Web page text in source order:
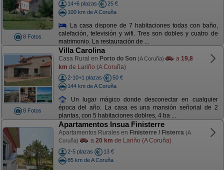
8 Fotos
14+6 plazas
25 €
100 km de A Coruña
La casa dispone de 7 habitaciones todas con baño,
calefación, televisión y wifi. Tres son dobles y cuatro de
matrimonio. La restauración de ...
8 Fotos
Villa Carolina
Casa Rural en Porto do Son (A Coruña) a 19,8
km de Lariño (A Coruña)
2-10+1 plazas
50 €
144 km de A Coruña
Un lugar mágico donde desconectar en cualquier
época del año. La casa es una mansión señorial de 2
plantas, con 5 habitaciones doblres, 4 ba ...
Apartamentos Insua Finisterre
Apartamentos Rurales en Finisterre / Fisterra (A
Coruña)
a 20 km de Lariño (A Coruña)
2-5 plazas
13 €
85 km de A Coruña